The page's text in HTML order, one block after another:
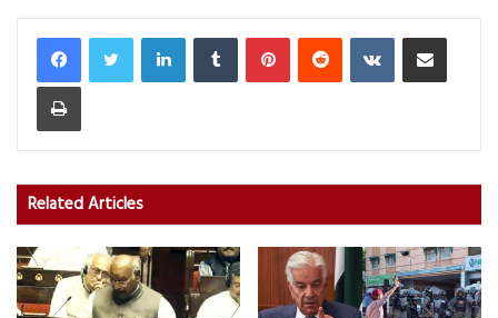
LinkedInTumblr PinterestReddit VKontakteShare via Email
Print
Related Articles